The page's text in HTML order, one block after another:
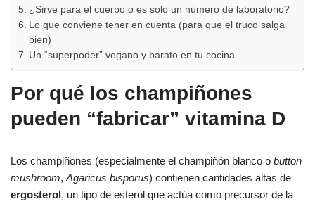
¿Sirve para el cuerpo o es solo un número de laboratorio?
Lo que conviene tener en cuenta (para que el truco salga
bien)
Un “superpoder” vegano y barato en tu cocina
Por qué los champiñones
pueden “fabricar” vitamina D
Los champiñones (especialmente el champiñón blanco o button
mushroom, Agaricus bisporus) contienen cantidades altas de
ergosterol, un tipo de esterol que actúa como precursor de la